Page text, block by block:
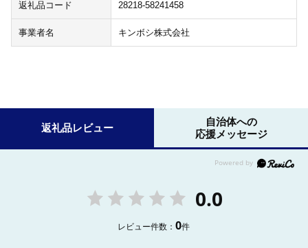
返礼品コード 28218-58241458
事業者名 キンボシ株式会社
返礼品レビュー
自治体への
応援メッセージ
0.0
レビュー件数：0件